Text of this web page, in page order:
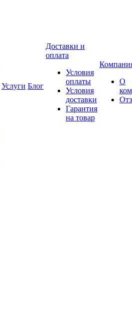
Услуги Блог
Доставки и
оплата
Условия
оплаты
Условия
доставки
Гарантия
на товар
О